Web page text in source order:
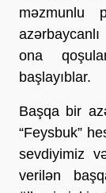
məzmunlu
ona
başlayıblar.
Başqa bir
“Feysbuk”
sevdiyimiz
verilən